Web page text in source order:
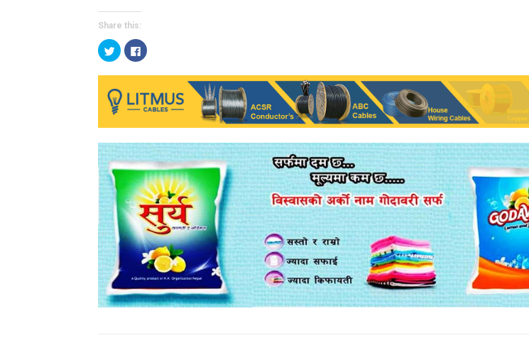
Share this:
Click
to
share
on
(Opens
in
new
window)
Click
to
on
(Opens
in
new
window)